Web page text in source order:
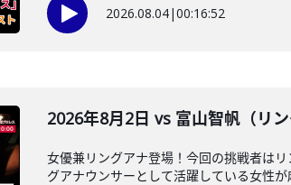
2026.08.04|00:16:52
2026年8月2日 vs 富山智帆（リン
女優兼リングアナ登場！今回の挑戦者は
グアナウンサーとして活躍している女性が